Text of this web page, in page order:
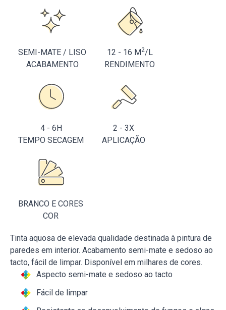
SEMI-MATE / LISO
ACABAMENTO
12 - 16 M2/L
RENDIMENTO
4 - 6H
TEMPO SECAGEM
2 - 3X
APLICAÇÃO
BRANCO E CORES
COR
Tinta aquosa de elevada qualidade destinada à pintura de
paredes em interior. Acabamento semi-mate e sedoso ao
tacto, fácil de limpar. Disponível em milhares de cores.
Aspecto semi-mate e sedoso ao tacto
Fácil de limpar